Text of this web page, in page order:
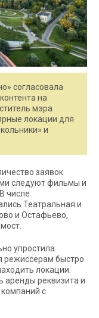
согласовала
на
мэра
локации для
и
заявок
следуют фильмы и
числе
Театральная и
и Остафьево,
упростила
режиссерам быстро
локации.
аренды реквизита и
с